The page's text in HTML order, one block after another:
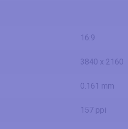
16:9
3840 x 2160
0.161 mm
157 ppi